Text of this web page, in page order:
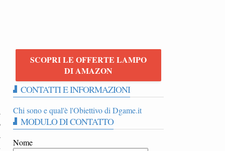
SCOPRI LE OFFERTE LAMPO
DI AMAZON
CONTATTI E INFORMAZIONI
Chi sono e qual'è l'Obiettivo di Dgame.it
MODULO DI CONTATTO
Nome